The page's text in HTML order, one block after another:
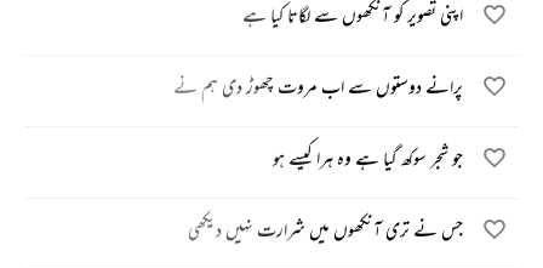
اپنی تصویر کو آنکھوں سے لگاتا کیا ہے
پرانے دوستوں سے اب مروت چھوڑ دی ہم نے
جو شجر سوکھ گیا ہے وہ ہرا کیسے ہو
جس نے تری آنکھوں میں شرارت نہیں دیکھی